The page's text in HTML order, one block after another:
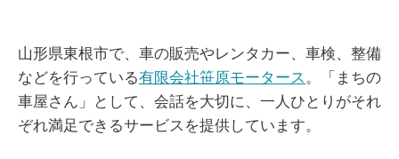
山形県東根市で、車の販売やレンタカー、車検、整備
などを行っている有限会社笹原モータース 。「まちの
車屋さん」として、会話を大切に、一人ひとりがそれ
ぞれ満足できるサービスを提供しています。